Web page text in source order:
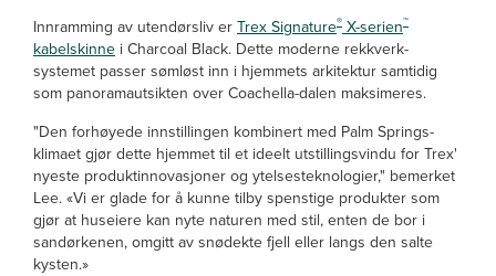
Innramming av utendørsliv er Trex Signature® X-serien™
kabelskinne i Charcoal Black. Dette moderne rekkverk-
systemet passer sømløst inn i hjemmets arkitektur samtidig
som panoramautsikten over Coachella-dalen maksimeres.
"Den forhøyede innstillingen kombinert med Palm Springs-
klimaet gjør dette hjemmet til et ideelt utstillingsvindu for Trex'
nyeste produktinnovasjoner og ytelsesteknologier," bemerket
Lee. «Vi er glade for å kunne tilby spenstige produkter som
gjør at huseiere kan nyte naturen med stil, enten de bor i
sandørkenen, omgitt av snødekte fjell eller langs den salte
kysten.»